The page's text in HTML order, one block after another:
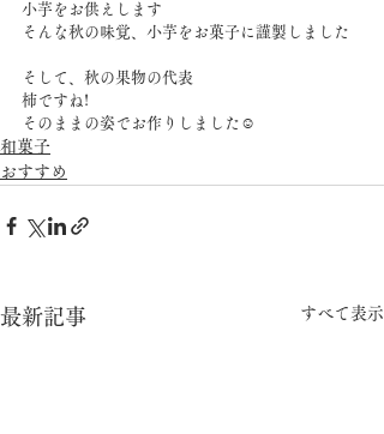
小芋をお供えします
そんな秋の味覚、小芋をお菓子に謹製しました
そして、秋の果物の代表
柿ですね!
そのままの姿でお作りしました☺
和菓子
おすすめ
最新記事 すべて表示